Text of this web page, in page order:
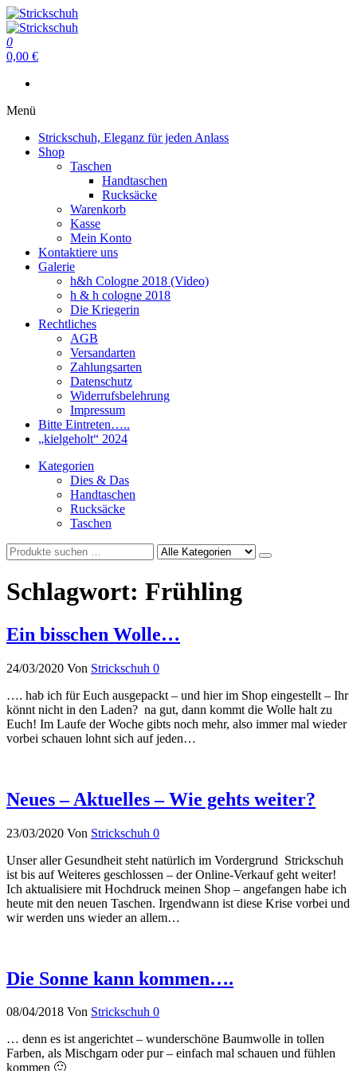
Zum
Inhalt
springen
Strickschuh
Strickschuh
0
0,00 €
Menü
Strickschuh, Eleganz für jeden Anlass
Shop
Taschen
Handtaschen
Rucksäcke
Warenkorb
Kasse
Mein Konto
Kontaktiere uns
Galerie
h&h Cologne 2018 (Video)
h & h cologne 2018
Die Kriegerin
Rechtliches
AGB
Versandarten
Zahlungsarten
Datenschutz
Widerrufsbelehrung
Impressum
Bitte Eintreten…..
„kielgeholt“ 2024
Kategorien
Dies & Das
Handtaschen
Rucksäcke
Taschen
Schlagwort: Frühling
Ein bisschen Wolle…
24/03/2020 Von Strickschuh 0
…. hab ich für Euch ausgepackt – und hier im Shop eingestellt – Ihr
könnt nicht in den Laden? na gut, dann kommt die Wolle halt zu
Euch! Im Laufe der Woche gibts noch mehr, also immer mal wieder
vorbei schauen lohnt sich auf jeden…
Neues – Aktuelles – Wie gehts weiter?
23/03/2020 Von Strickschuh 0
Unser aller Gesundheit steht natürlich im Vordergrund Strickschuh
ist bis auf Weiteres geschlossen – der Online-Verkauf geht weiter!
Ich aktualisiere mit Hochdruck meinen Shop – angefangen habe ich
heute mit den neuen Taschen. Irgendwann ist diese Krise vorbei und
wir werden uns wieder an allem…
Die Sonne kann kommen….
08/04/2018 Von Strickschuh 0
… denn es ist angerichtet – wunderschöne Baumwolle in tollen
Farben, als Mischgarn oder pur – einfach mal schauen und fühlen
kommen 🙂